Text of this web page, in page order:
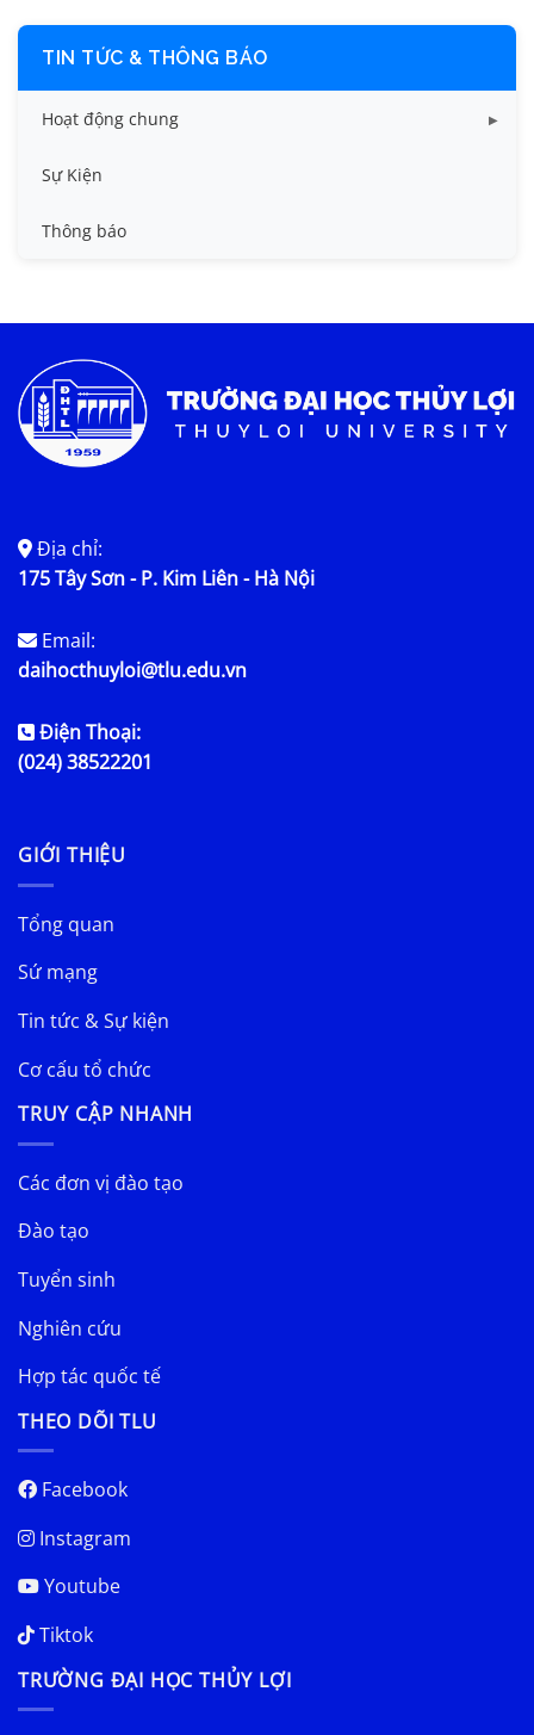
TIN TỨC & THÔNG BÁO
Hoạt động chung
Tin công tác sinh viên
Tin đào tạo
Tin tức chung
Sự Kiện
Thông báo
Địa chỉ:
175 Tây Sơn - P. Kim Liên - Hà Nội
Email:
daihocthuyloi@tlu.edu.vn
Điện Thoại:
(024) 38522201
GIỚI THIỆU
Tổng quan
Sứ mạng
Tin tức & Sự kiện
Cơ cấu tổ chức
TRUY CẬP NHANH
Các đơn vị đào tạo
Đào tạo
Tuyển sinh
Nghiên cứu
Hợp tác quốc tế
THEO DÕI TLU
Facebook
Instagram
Youtube
Tiktok
TRƯỜNG ĐẠI HỌC THỦY LỢI